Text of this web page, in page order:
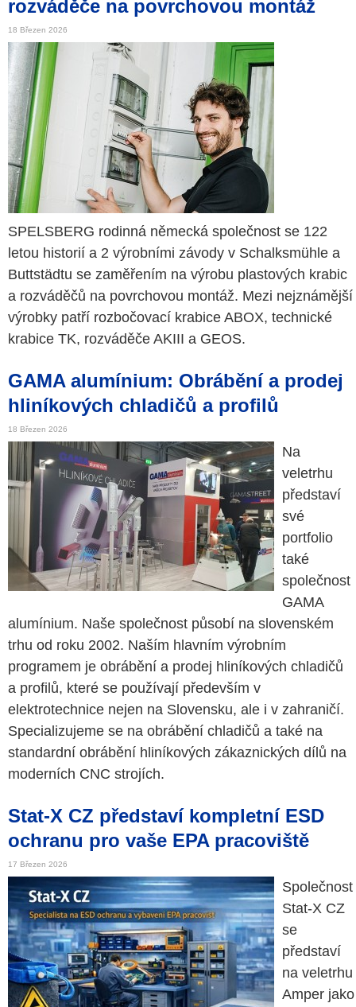
rozváděče na povrchovou montáž
18 Březen 2026
SPELSBERG rodinná německá společnost se 122
letou historií a 2 výrobními závody v Schalksmühle a
Buttstädtu se zaměřením na výrobu plastových krabic
a rozváděčů na povrchovou montáž. Mezi nejznámější
výrobky patří rozbočovací krabice ABOX, technické
krabice TK, rozváděče AKIII a GEOS.
GAMA alumínium: Obrábění a prodej
hliníkových chladičů a profilů
18 Březen 2026
Na
veletrhu
představí
své
portfolio
také
společnost
GAMA
alumínium. Naše společnost působí na slovenském
trhu od roku 2002. Naším hlavním výrobním
programem je obrábění a prodej hliníkových chladičů
a profilů, které se používají především v
elektrotechnice nejen na Slovensku, ale i v zahraničí.
Specializujeme se na obrábění chladičů a také na
standardní obrábění hliníkových zákaznických dílů na
moderních CNC strojích.
Stat-X CZ představí kompletní ESD
ochranu pro vaše EPA pracoviště
17 Březen 2026
Společnost
Stat-X CZ
se
představí
na veletrhu
Amper jako